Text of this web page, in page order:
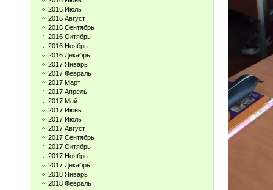
2016 Июль
2016 Август
2016 Сентябрь
2016 Октябрь
2016 Ноябрь
2016 Декабрь
2017 Январь
2017 Февраль
2017 Март
2017 Апрель
2017 Май
2017 Июнь
2017 Июль
2017 Август
2017 Сентябрь
2017 Октябрь
2017 Ноябрь
2017 Декабрь
2018 Январь
2018 Февраль